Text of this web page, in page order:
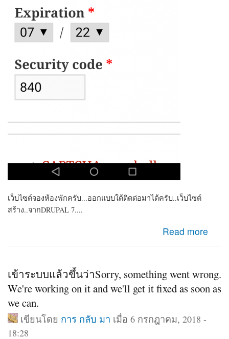
เว็บไซต์จองห้องพักครับ...ออกแบบใด้ติดต่อมาได้ครับ..เว็บไซต์
สร้าง..จากDRUPAL 7....
Read more
about ต้องการหาคนพัฒนาเว็บ เพิ่มระบบ CREDIT CARD
เข้าระบบแล้วขึ้นว่าSorry, something went wrong.
We're working on it and we'll get it fixed as soon as
we can.
เขียนโดย การ กลับ มา เมื่อ 6 กรกฎาคม, 2018 -
18:28